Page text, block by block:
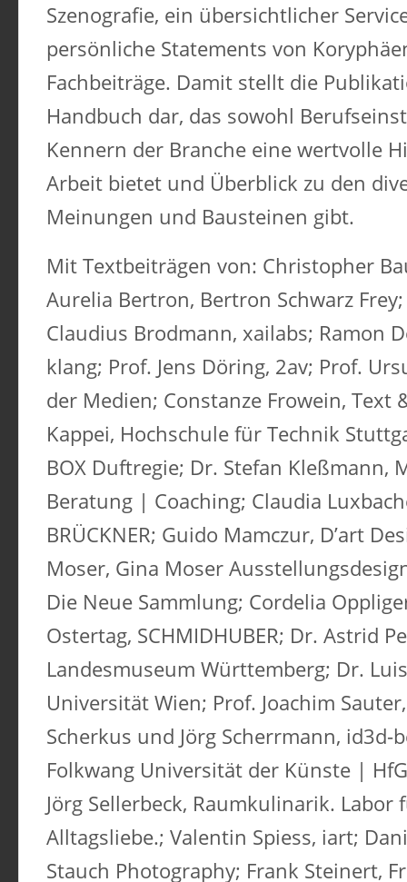
Szenografie, ein übersichtlicher
persönliche Statements von
Fachbeiträge. Damit stellt die
Handbuch dar, das sowohl
Kennern der Branche eine wertvolle
Arbeit bietet und Überblick zu den
Meinungen und Bausteinen gibt.
Mit Textbeiträgen von: Christopher
Aurelia Bertron, Bertron Schwarz
Claudius Brodmann, xailabs; Ramon
klang; Prof. Jens Döring, 2av; Prof.
der Medien; Constanze Frowein, Text
Kappei, Hochschule für Technik
BOX Duftregie; Dr. Stefan
Beratung | Coaching; Claudia
BRÜCKNER; Guido Mamczur, D’art
Moser, Gina Moser
Die Neue Sammlung; Cordelia
Ostertag, SCHMIDHUBER; Dr. Astrid
Landesmuseum Württemberg; Dr.
Universität Wien; Prof. Joachim
Scherkus und Jörg Scherrmann, id3d-
Folkwang Universität der Künste |
Jörg Sellerbeck, Raumkulinarik. Labor
Alltagsliebe.; Valentin Spiess, iart;
Stauch Photography; Frank Steinert,